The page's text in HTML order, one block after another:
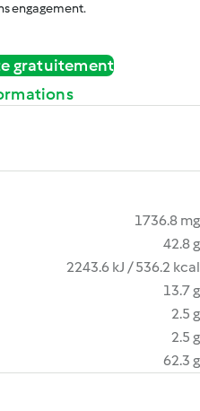
engagement.
gratuitement
1736.8 mg
42.8 g
2243.6 kJ / 536.2 kcal
13.7 g
2.5 g
2.5 g
62.3 g